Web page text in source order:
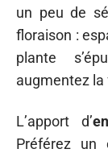
un peu de
floraison :
plante
augmentez la
L’apport d’
Préférez un